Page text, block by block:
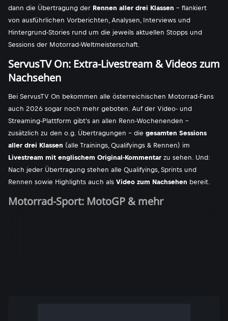
dann die Übertragung der Rennen aller drei Klassen - flankiert
von ausführlichen Vorberichten, Analysen, Interviews und
Hintergrund-Stories rund um die jeweils aktuellen Stopps und
Sessions der Motorrad-Weltmeisterschaft.
ServusTV On: Extra-Livestream & Videos zum
Nachsehen
Bei ServusTV On bekommen alle österreichischen Motorrad-Fans
auch 2026 sogar noch mehr geboten. Auf der Video- und
Streaming-Plattform gibt's an allen Renn-Wochenenden -
zusätzlich zu den o.g. Übertragungen - die gesamten Sessions
aller drei Klassen (alle Trainings, Qualifyings & Rennen) im
Livestream mit englischem Original-Kommentar zu sehen. Und:
Nach jeder Übertragung stehen alle Qualifyings, Sprints und
Rennen sowie Highlights auch als Video zum Nachsehen bereit.
Motorrad-Sport: MotoGP & mehr